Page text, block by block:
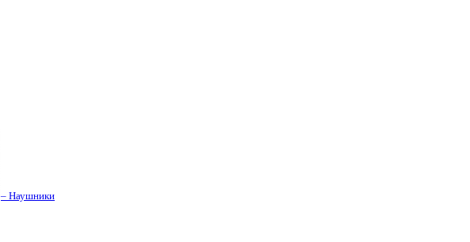
– Наушники